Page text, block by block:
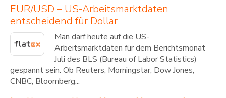
EUR/USD – US-Arbeitsmarktdaten
entscheidend für Dollar
Man darf heute auf die US-
Arbeitsmarktdaten für dem Berichtsmonat
Juli des BLS (Bureau of Labor Statistics)
gespannt sein. Ob Reuters, Morningstar, Dow Jones,
CNBC, Bloomberg...